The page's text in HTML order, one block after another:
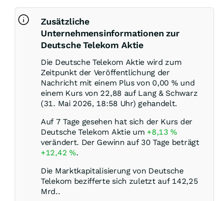
Zusätzliche
Unternehmensinformationen zur
Deutsche Telekom Aktie
Die Deutsche Telekom Aktie wird zum
Zeitpunkt der Veröffentlichung der
Nachricht mit einem Plus von0,00 % und
einem Kurs von 22,88 auf Lang & Schwarz
(31. Mai 2026, 18:58 Uhr) gehandelt.
Auf 7 Tage gesehen hat sich der Kurs der
Deutsche Telekom Aktie um +8,13%
verändert. Der Gewinn auf 30 Tage beträgt
+12,42 %.
Die Marktkapitalisierung von Deutsche
Telekom bezifferte sich zuletzt auf 142,25
Mrd..